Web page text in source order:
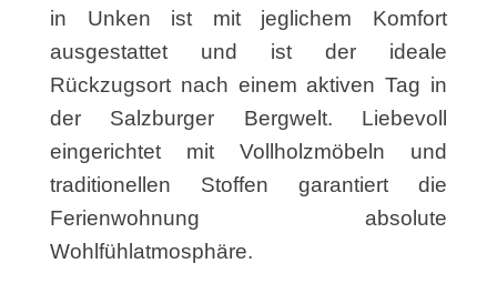
in Unken ist mit jeglichem Komfort
ausgestattet und ist der ideale
Rückzugsort nach einem aktiven Tag in
der Salzburger Bergwelt. Liebevoll
eingerichtet mit Vollholzmöbeln und
traditionellen Stoffen garantiert die
Ferienwohnung absolute
Wohlfühlatmosphäre.